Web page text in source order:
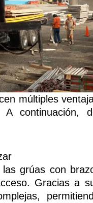
múltiples
continuación,
grúas con
Gracias a